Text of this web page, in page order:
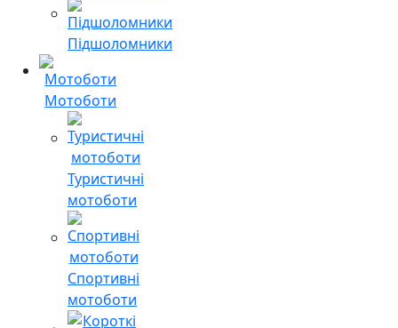
Підшоломники
Мотоботи
Туристичні
мотоботи
Спортивні
мотоботи